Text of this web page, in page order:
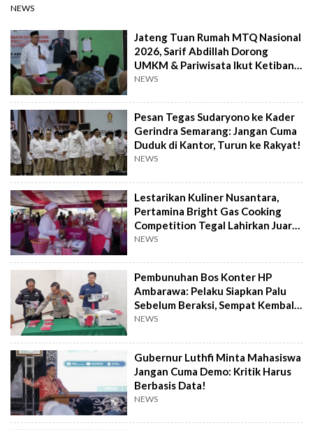
NEWS
Jateng Tuan Rumah MTQ Nasional
2026, Sarif Abdillah Dorong
UMKM & Pariwisata Ikut Ketiban
Berkah
NEWS
Pesan Tegas Sudaryono ke Kader
Gerindra Semarang: Jangan Cuma
Duduk di Kantor, Turun ke Rakyat!
NEWS
Lestarikan Kuliner Nusantara,
Pertamina Bright Gas Cooking
Competition Tegal Lahirkan Juara
Baru
NEWS
Pembunuhan Bos Konter HP
Ambarawa: Pelaku Siapkan Palu
Sebelum Beraksi, Sempat Kembali
Datangi TKP
NEWS
Gubernur Luthfi Minta Mahasiswa
Jangan Cuma Demo: Kritik Harus
Berbasis Data!
NEWS